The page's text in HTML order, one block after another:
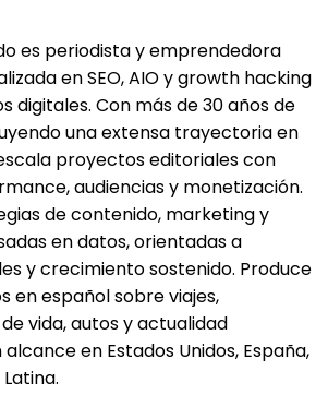
es periodista y emprendedora
en SEO, AIO y growth hacking
digitales. Con más de 30 años de
una extensa trayectoria en
proyectos editoriales con
audiencias y monetización.
de contenido, marketing y
en datos, orientadas a
y crecimiento sostenido. Produce
en español sobre viajes,
vida, autos y actualidad
en Estados Unidos, España,